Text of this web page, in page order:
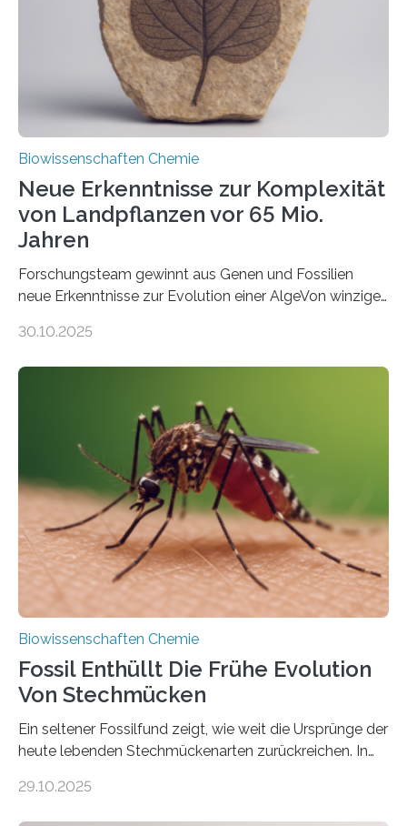
Funktionsfähigkeit der Organellen entscheidend ist. Die
Studie wurde am 28. Oktober 2025 in der
Fachzeitschrift…
Biowissenschaften Chemie
Neue Erkenntnisse zur Komplexität
von Landpflanzen vor 65 Mio.
Jahren
Forschungsteam gewinnt aus Genen und Fossilien
neue Erkenntnisse zur Evolution einer AlgeVon winzigen
Landpflanzen zählen zu den komplexesten
Grünalgen, die vor Hunderten von Millionen Jahren
lebten. Unter den Vorfahren sticht eine Gruppe heraus,
die noch heute in der Natur vorkommt: die
Süßwasseralge Coleochaetophyceae. Einige Arten
dieser Gruppe bilden aus Zellfäden dichte Geflechte
mit scheibenförmiger Gestalt. Was auffällig ist: Die
nächsten…
30.10.2025
Biowissenschaften Chemie
Fossil Enthüllt Die Frühe Evolution
Von Stechmücken
Ein seltener Fossilfund zeigt, wie weit die Ursprünge der
heute lebenden Stechmückenarten zurückreichen. In
Forschende die bisher älteste bekannte Stechmücken-
29.10.2025